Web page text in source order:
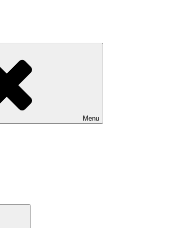
Menu